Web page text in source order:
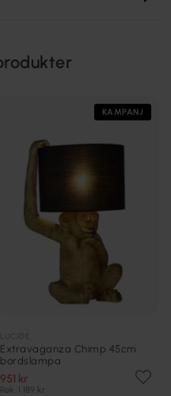
KAMPANJ
Extravaganza Chimp 45cm
bordslampa
951 kr
Rek. 1 189 kr